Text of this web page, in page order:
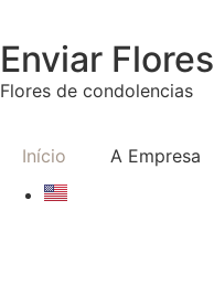
Enviar Flores
Flores de condolencias
Início A Empresa